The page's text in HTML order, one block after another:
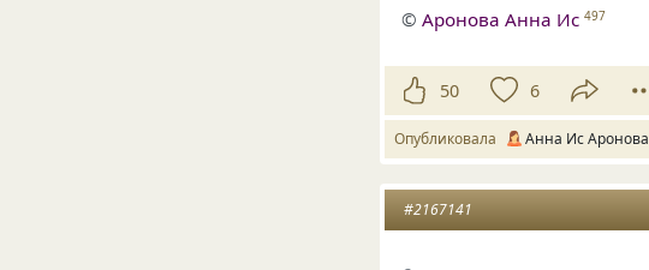
©Аронова Анна Ис 497
50 6
Опубликовала Анна Ис Аронова
#2167141